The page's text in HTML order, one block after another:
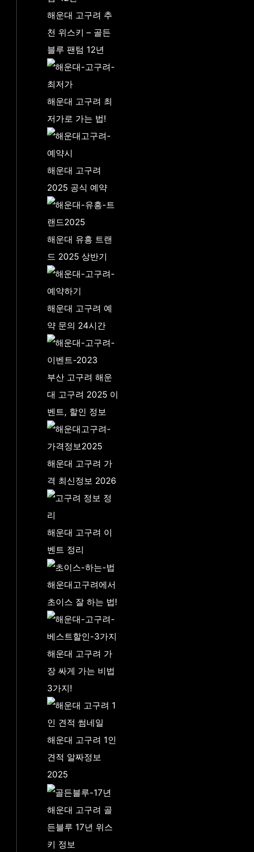
해운대 고구려 추
천 위스키 – 골든
블루 팬텀 12년
해운대 고구려 최
저가로 가는 법!
해운대 고구려
2025 공식 예약
해운대 유흥 트랜
드 2025 상반기
해운대 고구려 예
약 문의 24시간
부산 고구려 해운
대 고구려 2025 이
벤트, 할인 정보
해운대 고구려 가
격 최신정보 2026
해운대 고구려 이
벤트 정리
해운대고구려에서
초이스 잘 하는 법!
해운대 고구려 가
장 싸게 가는 비법
3가지!
해운대 고구려 1인
견적 알짜정보
2025
해운대 고구려 골
든블루 17년 위스
키 정보